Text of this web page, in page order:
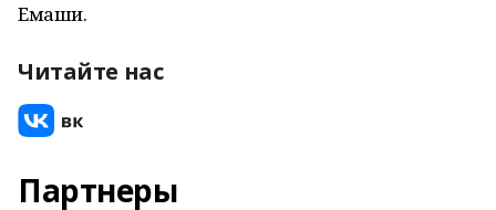
Емаши.
Читайте нас
Партнеры